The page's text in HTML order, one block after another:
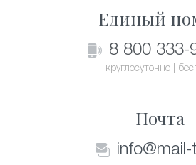
Единый
8 800 333-
круглосуточно |
Почта